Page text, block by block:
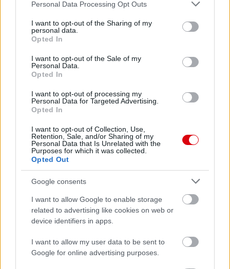
not limited to your visit or usage behaviour. You may click to
grant or deny consent to Google and its third-party tags to
use your data for below specified purposes in below Google
consent section.
Personal Data Processing Opt Outs
I want to opt-out of the Sharing of my
personal data.
Opted In
I want to opt-out of the Sale of my
Personal Data.
Opted In
I want to opt-out of processing my
Personal Data for Targeted Advertising.
Opted In
I want to opt-out of Collection, Use,
Retention, Sale, and/or Sharing of my
Personal Data that Is Unrelated with the
Purposes for which it was collected.
Opted Out
Google consents
I want to allow Google to enable storage
related to advertising like cookies on web or
device identifiers in apps.
I want to allow my user data to be sent to
Google for online advertising purposes.
Croke Park, Dublin
2 nap 10 óra 30 perc 6 másodperc
AC MilanvsManchester United
ELŐZŐ MÉRKŐZÉSEK
Támogatás
Kapcsolódó hírek